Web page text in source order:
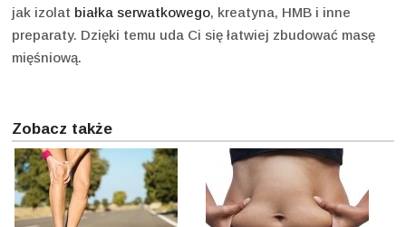
jak izolat białka serwatkowego, kreatyna, HMB i inne
preparaty. Dzięki temu uda Ci się łatwiej zbudować masę
mięśniową.
Zobacz także